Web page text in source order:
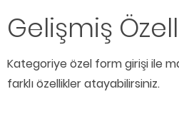
Gelişmiş
Kategoriye özel form girişi ile
farklı özellikler atayabilirsiniz.